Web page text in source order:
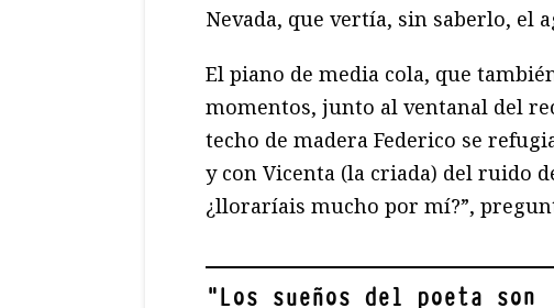
Nevada, que vertía, sin saberlo, el
El piano de media cola, que
momentos, junto al ventanal del
techo de madera Federico se
y con Vicenta (la criada) del ruido
¿lloraríais mucho por mí?”,
"Los sueños del poeta son